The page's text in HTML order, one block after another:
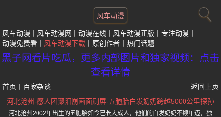
风车动漫
风车动漫 风车动漫网 动漫在线 风车动漫正版
专注动漫
动漫免费看
风车动漫下载 原创作者 热门话题
黑子网看片吃瓜，更多内部图片和独家视频：点击
查看详情
首页 百家杂谈
返回上页
河北沧州-感人团聚泪崩画面刷屏-五胞胎白发奶奶跨越5000公里探孙
河北沧州2002年出生的五胞胎如今已长大成人，他们的白发奶奶不顾年迈，独